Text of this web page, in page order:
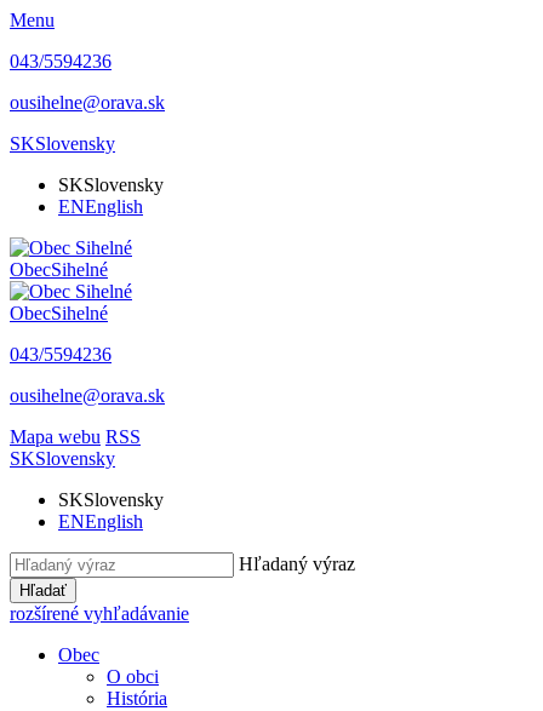
Menu
043/5594236
ousihelne@orava.sk
SKSlovensky
SKSlovensky
ENEnglish
ObecSihelné
ObecSihelné
043/5594236
ousihelne@orava.sk
Mapa webu RSS
SKSlovensky
SKSlovensky
ENEnglish
Hľadaný výraz
Hľadať
rozšírené vyhľadávanie
Obec
O obci
História